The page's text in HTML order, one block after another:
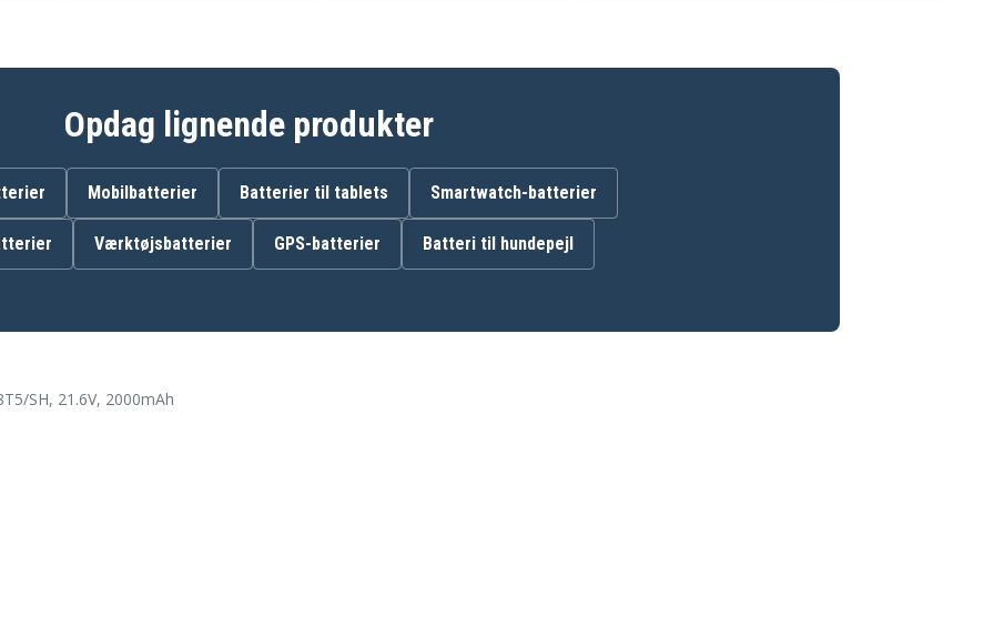
Opdag lignende produkter
Mobilbatterier Batterier til tablets Smartwatch-batterier
Værktøjsbatterier GPS-batterier Batteri til hundepejl
SH, 21.6V, 2000mAh